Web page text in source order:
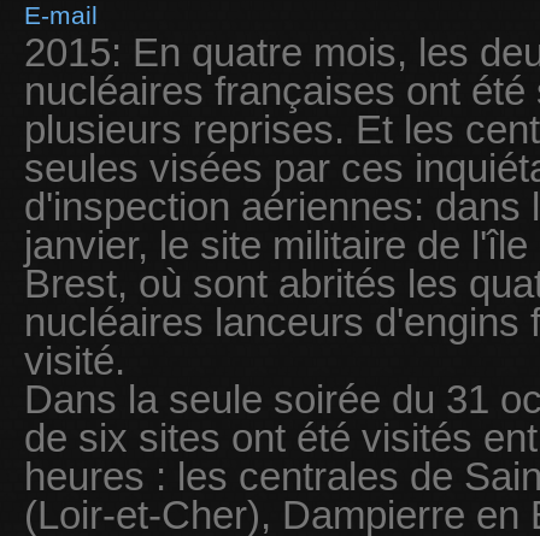
E-mail
2015: En quatre mois, les
nucléaires françaises ont
plusieurs reprises. Et les
seules visées par ces
d'inspection aériennes: dans
janvier, le site militaire de
Brest, où sont abrités les
nucléaires lanceurs d'engins
visité.
Dans la seule soirée du 31
de six sites ont été visités
heures : les centrales de
(Loir-et-Cher), Dampierre en